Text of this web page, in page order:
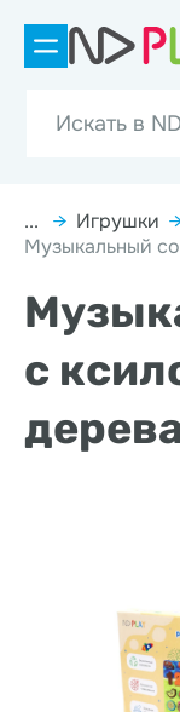
... → Игрушки
Музыкальный
с